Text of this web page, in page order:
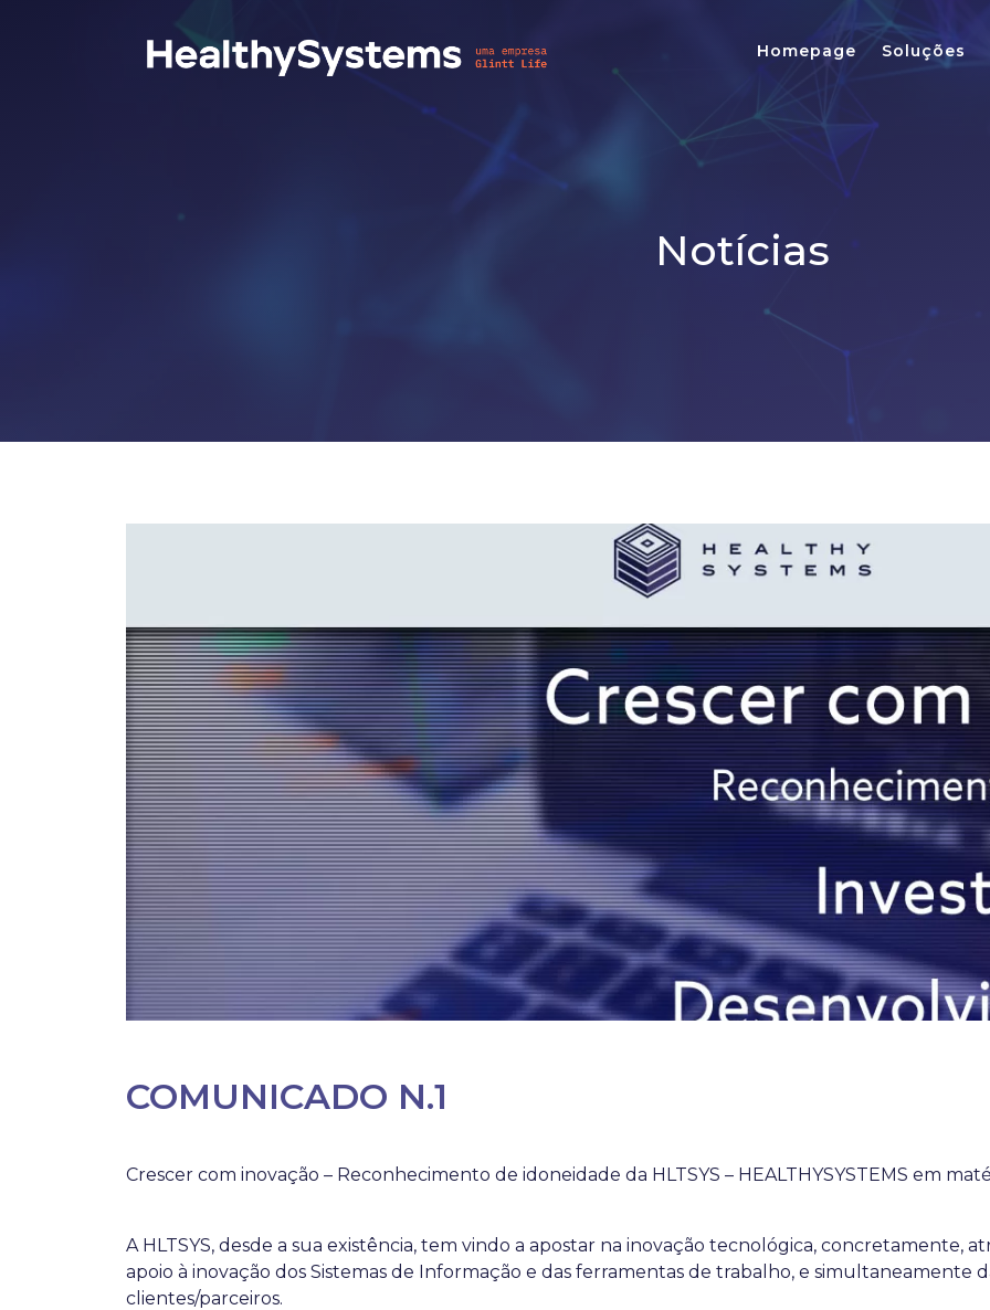
Homepage Soluções
Notícias
COMUNICADO N.1
Crescer com inovação – Reconhecimento de idoneidade da HLTSYS – HEALTHYSYSTEMS em
A HLTSYS, desde a sua existência, tem vindo a apostar na inovação tecnológica, concretamente,
apoio à inovação dos Sistemas de Informação e das ferramentas de trabalho, e simultaneamente
clientes/parceiros.